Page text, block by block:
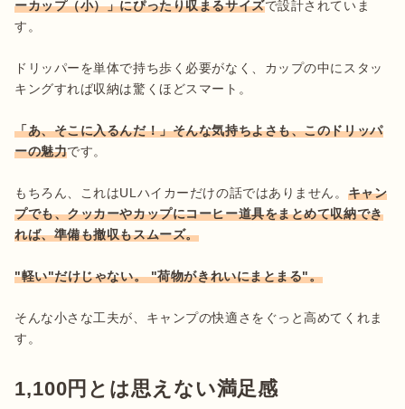
ーカップ（小）」にぴったり収まるサイズで設計されていま
す。
ドリッパーを単体で持ち歩く必要がなく、カップの中にスタッ
キングすれば収納は驚くほどスマート。
「あ、そこに入るんだ！」そんな気持ちよさも、このドリッパ
ーの魅力です。
もちろん、これはULハイカーだけの話ではありません。 キャン
プでも、クッカーやカップにコーヒー道具をまとめて収納でき
れば、準備も撤収もスムーズ。
"軽い"だけじゃない。 "荷物がきれいにまとまる"。
そんな小さな工夫が、キャンプの快適さをぐっと高めてくれま
1,100円とは思えない満足感